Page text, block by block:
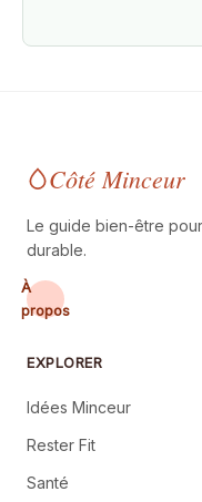
Côté Minceur
Le guide bien-être
durable.
À
propos
EXPLORER
Idées Minceur
Rester Fit
Santé